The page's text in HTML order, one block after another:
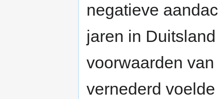
negatieve
jaren in
voorwaarden
vernederd